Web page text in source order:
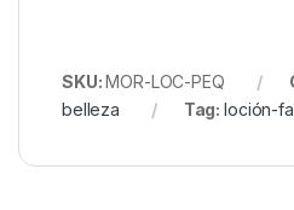
SKU:MOR-LOC-PEQ
belleza
Tag:loción-